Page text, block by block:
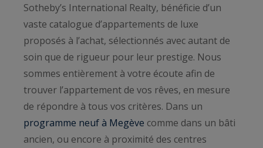
Sotheby’s International Realty, bénéficie d’un
vaste catalogue d’appartements de luxe
proposés à l’achat, sélectionnés avec autant de
soin que de rigueur pour leur prestige. Nous
sommes entièrement à votre écoute afin de
trouver l’appartement de vos rêves, en mesure
de répondre à tous vos critères. Dans un
programme neuf à Megève comme dans un bâti
ancien, ou encore à proximité des centres